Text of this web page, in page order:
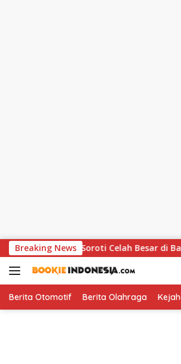
k
p
o
Breaking News
Soroti Celah Besar di Balik Hujan
Berita Otomotif Berita Olahraga